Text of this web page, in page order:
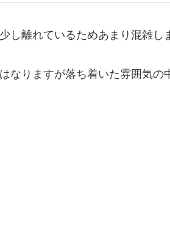
し離れているためあまり混雑し
なりますが落ち着いた雰囲気の